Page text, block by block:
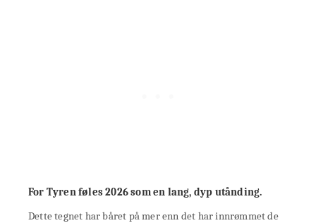
For Tyren føles 2026 som en lang, dyp utånding.
Dette tegnet har båret på mer enn det har innrømmet de